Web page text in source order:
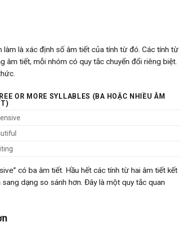
là xác định số âm tiết của tính từ đó. Các tính từ
tiết, mỗi nhóm có quy tắc chuyển đổi riêng biệt.
OR MORE SYLLABLES (BA HOẶC NHIỀU ÂM
có ba âm tiết. Hầu hết các tính từ hai âm tiết kết
dạng so sánh hơn. Đây là một quy tắc quan